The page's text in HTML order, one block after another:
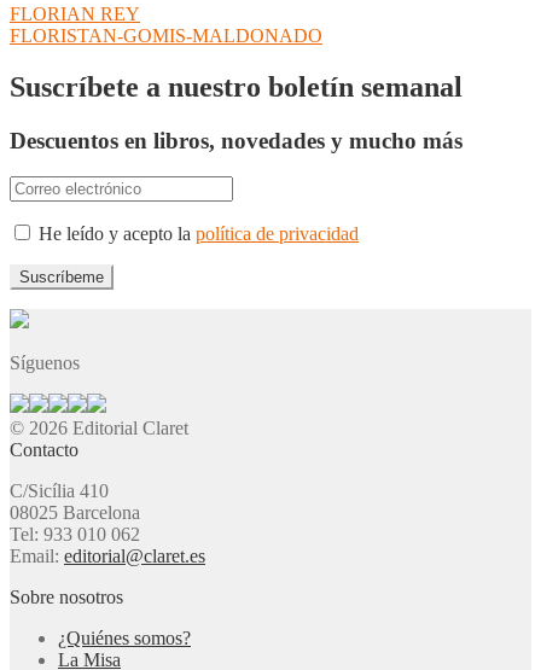
Navegación
de
entradas
Anterior:
FLORIAN REY
Siguiente:
FLORISTAN-GOMIS-MALDONADO
Suscríbete a nuestro boletín semanal
Descuentos en libros, novedades y mucho más
He leído y acepto la política de privacidad
Síguenos
© 2026 Editorial Claret
Contacto
C/Sicília 410
08025 Barcelona
Tel: 933 010 062
Email: editorial@claret.es
Sobre nosotros
¿Quiénes somos?
La Misa